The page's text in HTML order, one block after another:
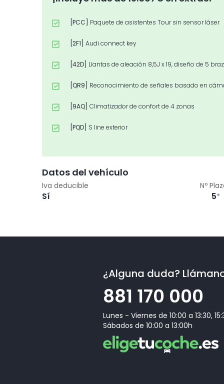
[PCC] Paquete de asistentes Tour sin sensor láser
[2F1] Audi connect key
[42D] Llantas de aleación 8,5J x 19, diseño de 5
[QR9] Reconocimiento de señales basado en
[9AQ] Climatizador de confort de 4 zonas
[PQD] S line exterior
[WQS]S line deportivo
[8G1]Asistente de luces largas
MMI Navegación plus con MMI touch
Botones operativos en negro brillante con
Cristales laterales y luna trasera tintados
Paquete Tech
Datos del vehículo
Iva deducible
Sí
Nº
5*
¿Alguna duda?
881 170 000
Lunes - Viernes de 10:00 a 13:30,
Sábados de 10:00 a 13:00h